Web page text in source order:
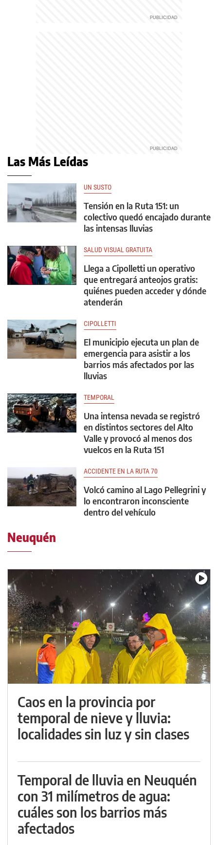
Las Más Leídas
UN SUSTO
Tensión en la Ruta 151: un
colectivo quedó encajado durante
las intensas lluvias
SALUD VISUAL GRATUITA
Llega a Cipolletti un operativo
que entregará anteojos gratis:
quiénes pueden acceder y dónde
atenderán
CIPOLLETTI
El municipio ejecuta un plan de
emergencia para asistir a los
barrios más afectados por las
lluvias
TEMPORAL
Una intensa nevada se registró
en distintos sectores del Alto
Valle y provocó al menos dos
vuelcos en la Ruta 151
ACCIDENTE EN LA RUTA 70
Volcó camino al Lago Pellegrini y
lo encontraron inconsciente
dentro del vehículo
Neuquén
Caos en la provincia por
temporal de nieve y lluvia:
localidades sin luz y sin clases
Temporal de lluvia en Neuquén
con 31 milímetros de agua:
cuáles son los barrios más
afectados